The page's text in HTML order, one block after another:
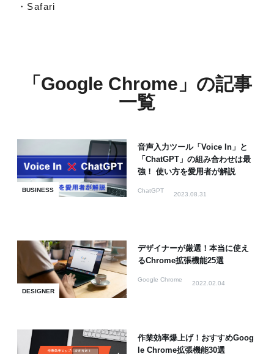
・Safari
「Google Chrome」の記事
一覧
BUSINESS
音声入力ツール「Voice In」と
「ChatGPT」の組み合わせは最
強！ 使い方を愛用者が解説
ChatGPT
2023.08.31
DESIGNER
デザイナーが厳選！本当に使え
るChrome拡張機能25選
Google Chrome
2022.02.04
作業効率爆上げ！おすすめGoog
le Chrome拡張機能30選